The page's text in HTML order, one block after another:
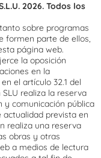
2026. Todos los
sobre programas
formen parte de ellos,
página web.
la oposición
en la
el artículo 32.1 del
SLU realiza la reserva
y comunicación pública
prevista en
realiza una reserva
obras y otras
a medios de lectura